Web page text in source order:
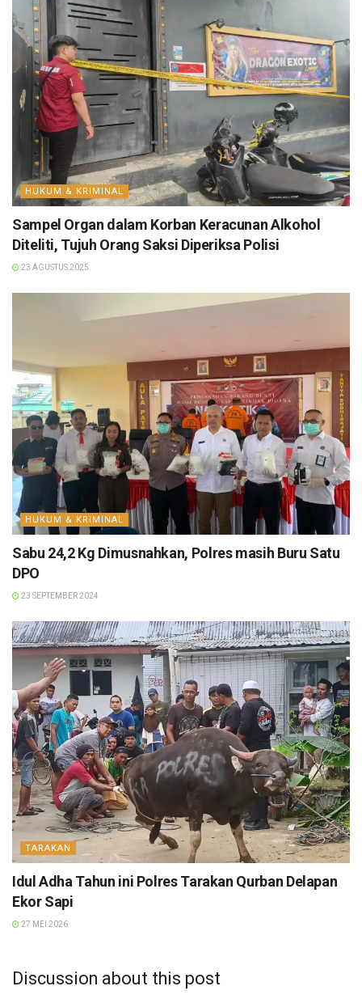
HUKUM & KRIMINAL
Sampel Organ dalam Korban Keracunan Alkohol
Diteliti, Tujuh Orang Saksi Diperiksa Polisi
23 AGUSTUS 2025
HUKUM & KRIMINAL
Sabu 24,2 Kg Dimusnahkan, Polres masih Buru Satu
DPO
23 SEPTEMBER 2024
TARAKAN
Idul Adha Tahun ini Polres Tarakan Qurban Delapan
Ekor Sapi
27 MEI 2026
Discussion about this post